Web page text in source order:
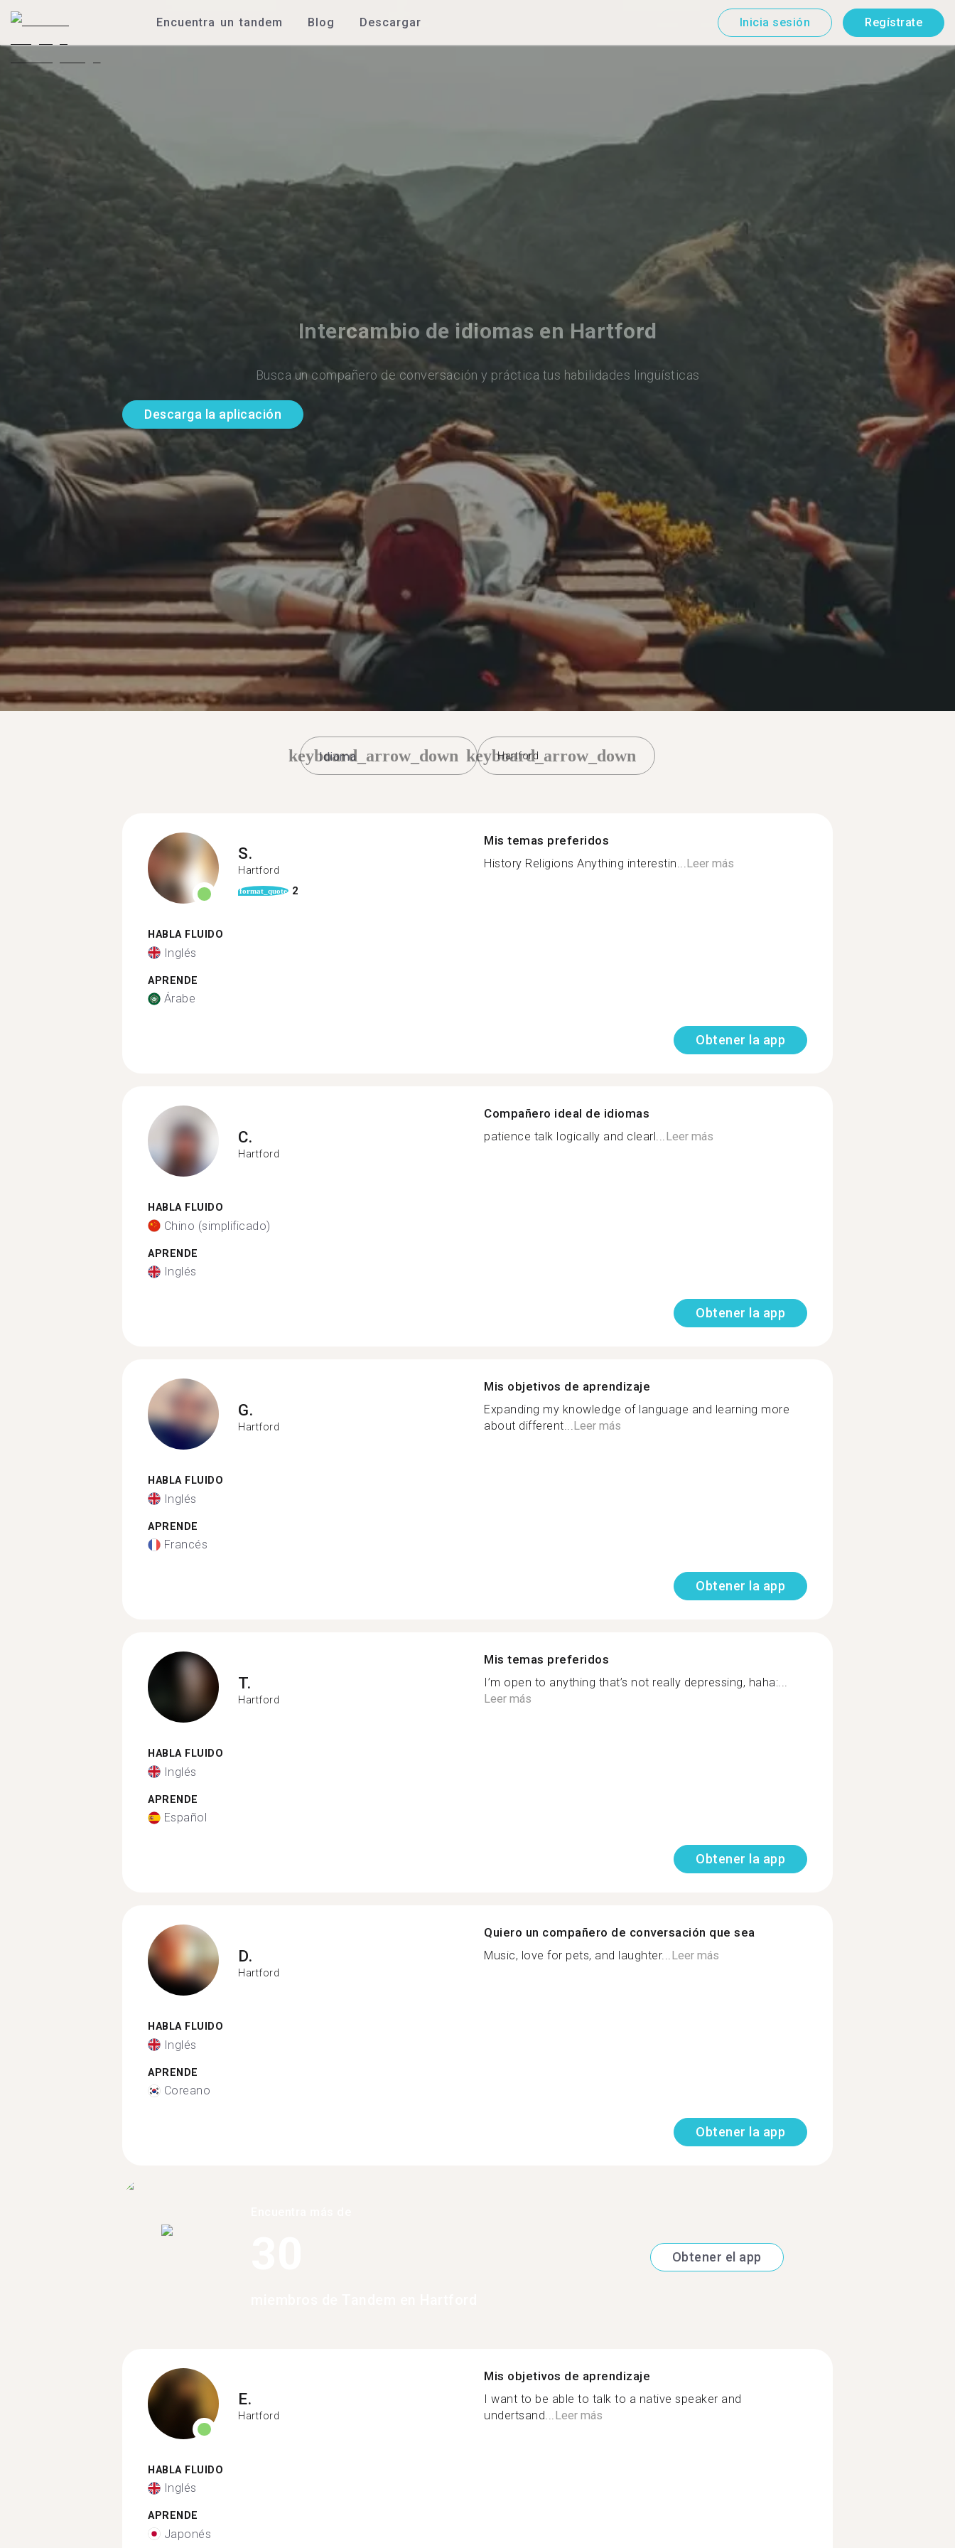
Encuentra un tandem Blog Descargar Inicia sesión Regístrate
Intercambio de idiomas en Hartford
Busca un compañero de conversación y práctica tus habilidades lingüísticas
Descarga la aplicación
keyboard_arrow_down Hartford
keyboard_arrow_down
S.
Hartford
format_quote 2
HABLA FLUIDO
Inglés
APRENDE
Árabe
Mis temas preferidos
History Religions Anything interestin...Leer más
Obtener la app
C.
Hartford
HABLA FLUIDO
Chino (simplificado)
APRENDE
Inglés
Compañero ideal de idiomas
patience talk logically and clearl...Leer más
Obtener la app
G.
Hartford
HABLA FLUIDO
Inglés
APRENDE
Francés
Mis objetivos de aprendizaje
Expanding my knowledge of language and learning more
about different...Leer más
Obtener la app
T.
Hartford
HABLA FLUIDO
Inglés
APRENDE
Español
Mis temas preferidos
I’m open to anything that’s not really depressing, haha:...
Leer más
Obtener la app
D.
Hartford
HABLA FLUIDO
Inglés
APRENDE
Coreano
Quiero un compañero de conversación que sea
Music, love for pets, and laughter...Leer más
Obtener la app
Obtener el app
E.
Hartford
HABLA FLUIDO
Inglés
APRENDE
Japonés
Mis objetivos de aprendizaje
I want to be able to talk to a native speaker and
undertsand... Leer más